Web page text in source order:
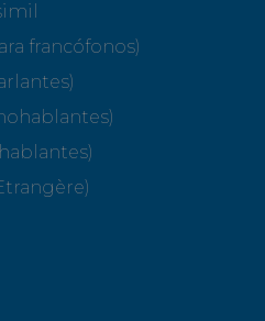
francófonos)